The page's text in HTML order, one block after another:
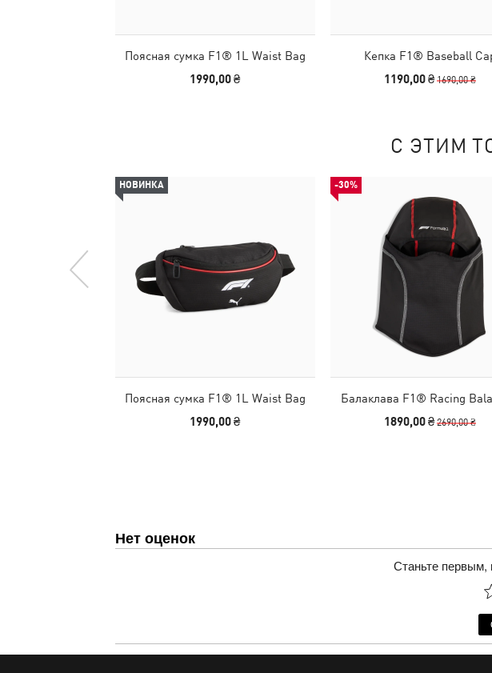
Поясная сумка F1® 1L Waist Bag
1990,00 ₴
Кепка F1® Baseball
1190,00 ₴1690,00 ₴
С ЭТИМ
НОВИНКА
Поясная сумка F1® 1L Waist Bag
1990,00 ₴
-30%
Балаклава F1® Racing
1890,00 ₴2690,00 ₴
Нет оценок
Станьте первым,